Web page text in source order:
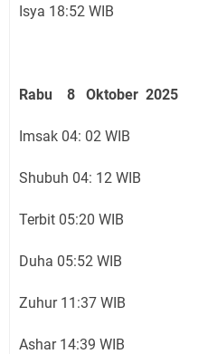
Isya 18:52 WIB
Rabu 8 Oktober 2025
Imsak 04: 02 WIB
Shubuh 04: 12 WIB
Terbit 05:20 WIB
Duha 05:52 WIB
Zuhur 11:37 WIB
Ashar 14:39 WIB